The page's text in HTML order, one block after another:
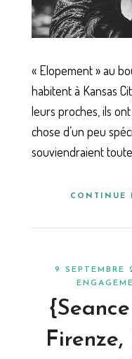
« Elopement » au
habitent à Kansas
leurs proches, ils
chose d’un peu
souviendraient
CONTINUE
9